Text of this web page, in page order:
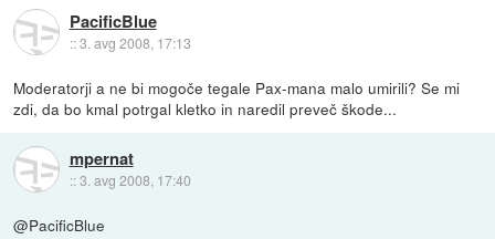
PacificBlue
::3. avg 2008, 17:13
Moderatorji a ne bi mogoče tegale Pax-mana malo umirili? Se mi
zdi, da bo kmal potrgal kletko in naredil preveč škode...
mpernat
::3. avg 2008, 17:40
@PacificBlue